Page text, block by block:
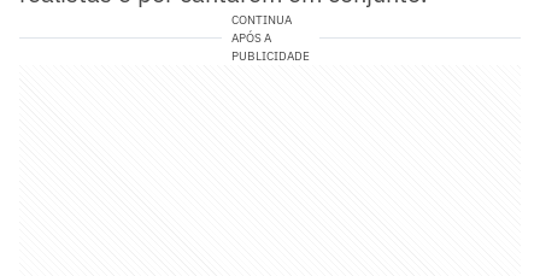
CONTINUA
APÓS A
PUBLICIDADE